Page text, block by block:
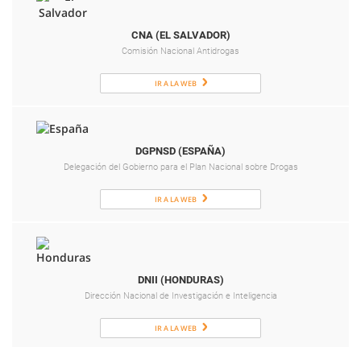
CNA (EL SALVADOR)
Comisión Nacional Antidrogas
IR A LA WEB
DGPNSD (ESPAÑA)
Delegación del Gobierno para el Plan Nacional sobre Drogas
IR A LA WEB
DNII (HONDURAS)
Dirección Nacional de Investigación e Inteligencia
IR A LA WEB